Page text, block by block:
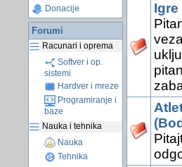
Donacije
Forumi
Racunari i oprema
Softver i op.
sistemi
Hardver i mreze
Programiranje i
baze
Nauka i tehnika
Nauka
Tehnika